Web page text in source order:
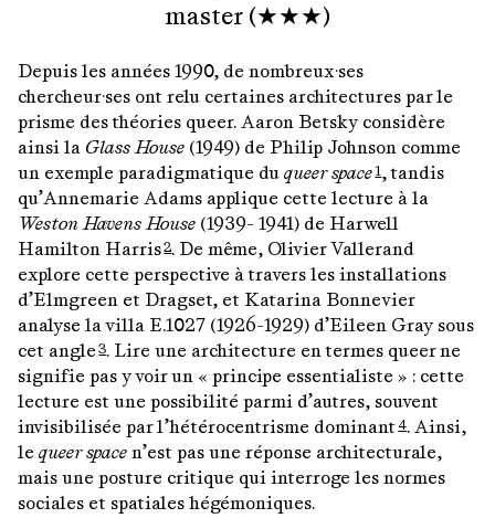
master (★★★)
Depuis les années 1990, de nombreux·ses
chercheur·ses ont relu certaines architectures par le
prisme des théories queer. Aaron Betsky considère
ainsi la Glass House (1949) de Philip Johnson comme
un exemple paradigmatique du queer space 1, tandis
qu’Annemarie Adams applique cette lecture à la
Weston Havens House (1939- 1941) de Harwell
Hamilton Harris2. De même, Olivier Vallerand
explore cette perspective à travers les installations
d’Elmgreen et Dragset, et Katarina Bonnevier
analyse la villa E.1027 (1926-1929) d’Eileen Gray sous
cet angle3. Lire une architecture en termes queer ne
signifie pas y voir un « principe essentialiste » : cette
lecture est une possibilité parmi d’autres, souvent
invisibilisée par l’hétérocentrisme dominant4. Ainsi,
le queer space n’est pas une réponse architecturale,
mais une posture critique qui interroge les normes
sociales et spatiales hégémoniques.